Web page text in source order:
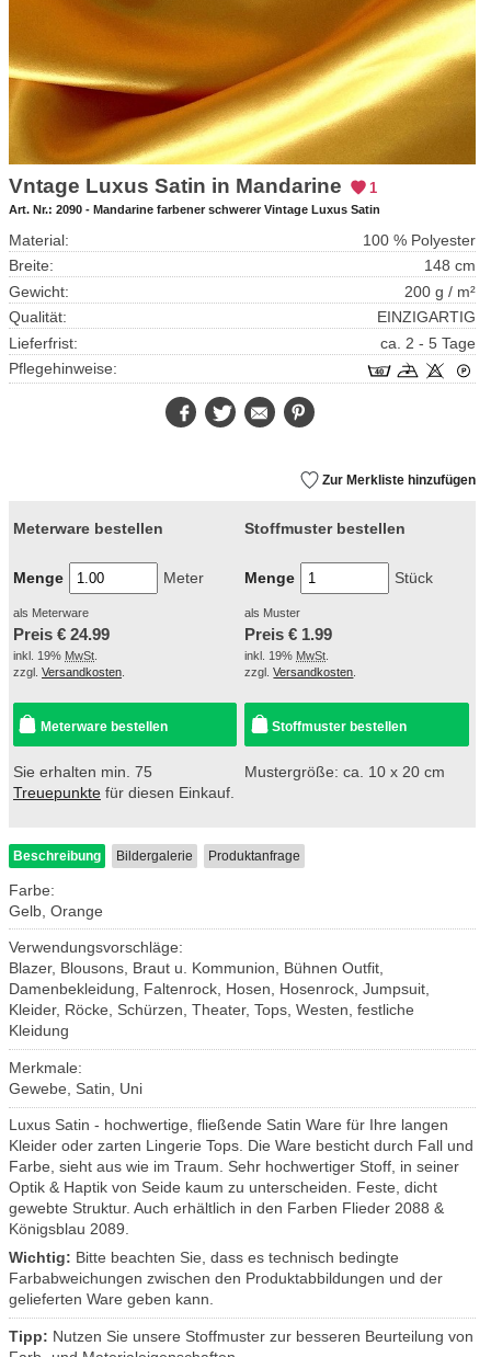
Vntage Luxus Satin in Mandarine 1
Art. Nr.: 2090 - Mandarine farbener schwerer Vintage Luxus Satin
Material:
100 % Polyester
Breite:
148 cm
Gewicht:
200 g / m²
Qualität:
EINZIGARTIG
Lieferfrist:
ca. 2 - 5 Tage
Pflegehinweise:
FacebookTwitter E-
Mail
Zur Merkliste hinzufügen
Meterware bestellen
Menge Meter
als Meterware
Preis € 24.99
inkl. 19% MwSt
zzgl. Versandkosten
Meterware bestellen
Sie erhalten min. 75
Treuepunkte für diesen Einkauf.
Stoffmuster bestellen
Menge Stück
als Muster
Preis € 1.99
inkl. 19% MwSt
zzgl.Versandkosten
Stoffmuster bestellen
Mustergröße: ca. 10 x 20 cm
Beschreibung Bildergalerie Produktanfrage
Farbe:
Gelb, Orange
Verwendungsvorschläge:
Blazer, Blousons, Braut u. Kommunion, Bühnen Outfit,
Damenbekleidung, Faltenrock, Hosen, Hosenrock, Jumpsuit,
Kleider, Röcke, Schürzen, Theater, Tops, Westen, festliche
Kleidung
Merkmale:
Gewebe, Satin, Uni
Luxus Satin - hochwertige, fließende Satin Ware für Ihre langen
Kleider oder zarten Lingerie Tops. Die Ware besticht durch Fall und
Farbe, sieht aus wie im Traum. Sehr hochwertiger Stoff, in seiner
Optik & Haptik von Seide kaum zu unterscheiden. Feste, dicht
gewebte Struktur. Auch erhältlich in den Farben Flieder 2088 &
Königsblau 2089.
Wichtig: Bitte beachten Sie, dass es technisch bedingte
Farbabweichungen zwischen den Produktabbildungen und der
gelieferten Ware geben kann.
Tipp: Nutzen Sie unsere Stoffmuster zur besseren Beurteilung von